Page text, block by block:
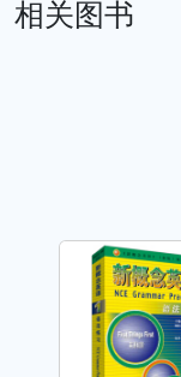
相关图书